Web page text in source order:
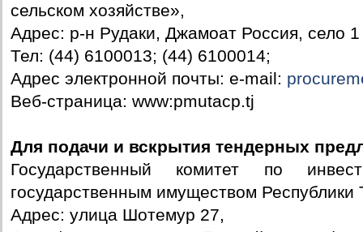
сельском хозяйстве»,
Адрес: р-н Рудаки, Джамоат Россия, село
Тел: (44) 6100013; (44) 6100014;
Адрес электронной почты: e-mail:
Веб-страница: www:pmutacp.tj
Для подачи и вскрытия тендерных
Государственный комитет по
государственным имуществом Республики
Адрес: улица Шотемур 27,